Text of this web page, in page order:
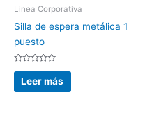
Linea Corporativa
Silla de espera metálica 1
puesto
Valorado
con
de
Leer más